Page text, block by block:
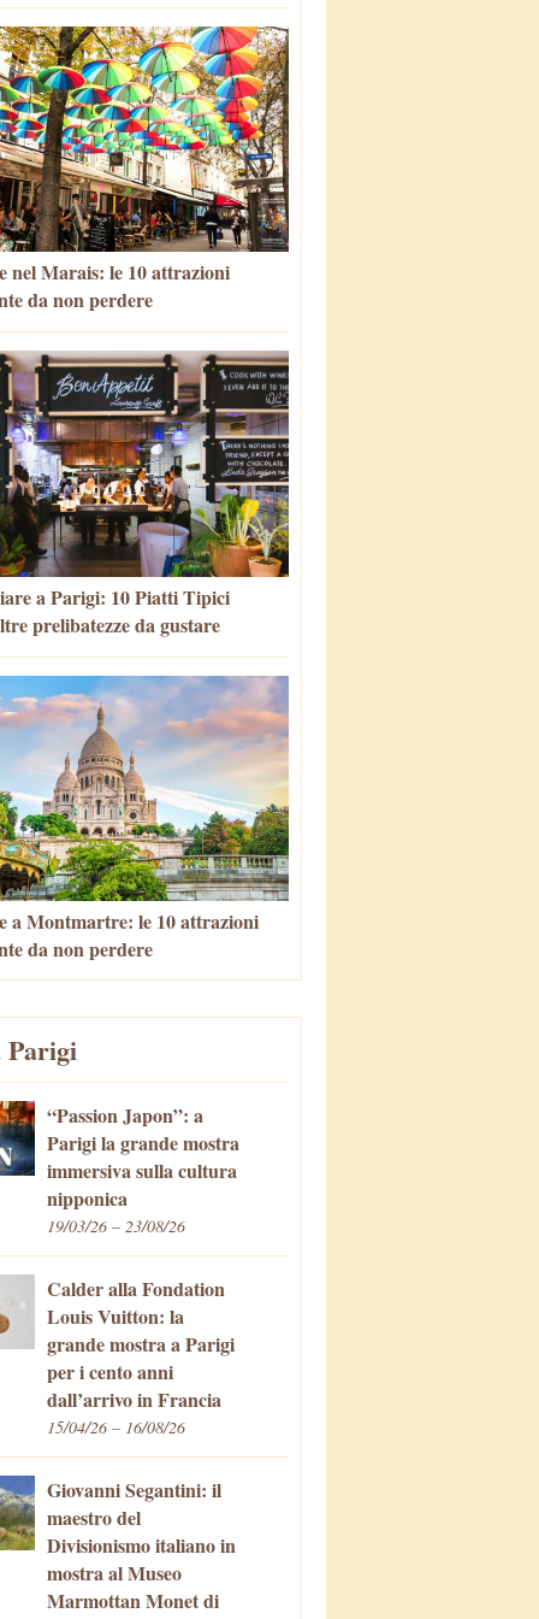
nel Marais: le 10 attrazioni
da non perdere
a Parigi: 10 Piatti Tipici
prelibatezze da gustare
a Montmartre: le 10 attrazioni
da non perdere
Parigi
“Passion Japon”: a
Parigi la grande mostra
immersiva sulla cultura
nipponica
19/03/26 – 23/08/26
Calder alla Fondation
Louis Vuitton: la
grande mostra a Parigi
per i cento anni
dall’arrivo in Francia
15/04/26 – 16/08/26
Giovanni Segantini: il
maestro del
Divisionismo italiano in
mostra al Museo
Marmottan Monet di